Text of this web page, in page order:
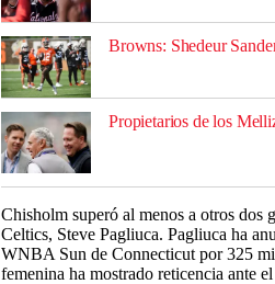
Browns: Shedeur
Propietarios de los
Chisholm superó al menos a otros
Celtics, Steve Pagliuca. Pagliuca ha
WNBA Sun de Connecticut por 325
femenina ha mostrado reticencia ante